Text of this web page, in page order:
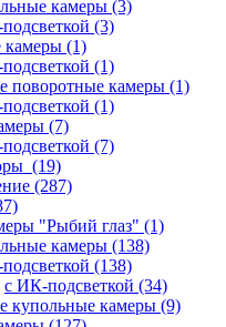
камеры (3)
(3)
камеры (1)
(1)
поворотные камеры (1)
(1)
(7)
(7)
(19)
(287)
"Рыбий глаз" (1)
камеры (138)
(138)
с ИК-подсветкой (34)
купольные камеры (9)